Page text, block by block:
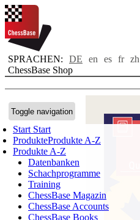
SPRACHEN: DE en es fr zh
ChessBase Shop
Toggle navigation
Start Start
ProdukteProdukte A-Z
Produkte A-Z
Datenbanken
Schachprogramme
Training
ChessBase Magazin
ChessBase Accounts
ChessBase Books